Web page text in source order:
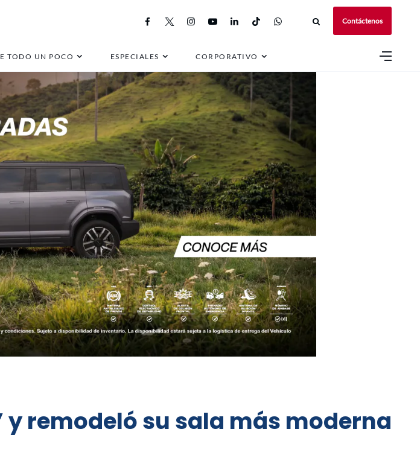
Contáctenos
TODO UN POCO ESPECIALES CORPORATIVO
remodeló su sala más moderna